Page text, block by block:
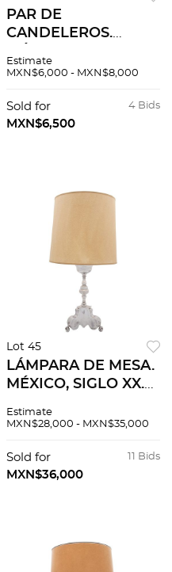
PAR DE
CANDELEROS.
Elaborados en plata
0.925. Peso: 516.
Estimate
MXN$6,000 - MXN$8,000
4 Bids
Sold for
MXN$6,500
Lot 45
LÁMPARA DE MESA.
MÉXICO, SIGLO XX.
MARMOLEJO,
con pantalla en
cartoncillo. Peso
Estimate
MXN$28,000 - MXN$35,000
11 Bids
Sold for
MXN$36,000